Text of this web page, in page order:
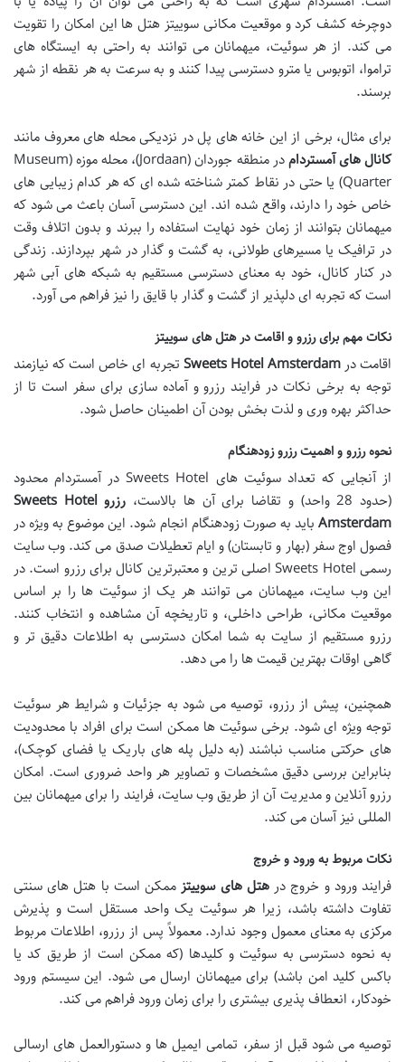
دوچرخه کشف کرد و موقعیت مکانی سوییتز هتل ها این امکان را تقویت
می کند. از هر سوئیت، میهمانان می توانند به راحتی به ایستگاه های
تراموا، اتوبوس یا مترو دسترسی پیدا کنند و به سرعت به هر نقطه از شهر
برسند.
برای مثال، برخی از این خانه های پل در نزدیکی محله های معروف مانند
کانال های آمستردام
در منطقه جوردان (Jordaan)، محله موزه (Museum
Quarter) یا حتی در نقاط کمتر شناخته شده ای که هر کدام زیبایی های
خاص خود را دارند، واقع شده اند. این دسترسی آسان باعث می شود که
میهمانان بتوانند از زمان خود نهایت استفاده را ببرند و بدون اتلاف وقت
در ترافیک یا مسیرهای طولانی، به گشت و گذار در شهر بپردازند. زندگی
در کنار کانال، خود به معنای دسترسی مستقیم به شبکه های آبی شهر
است که تجربه ای دلپذیر از گشت و گذار با قایق را نیز فراهم می آورد.
نکات مهم برای رزرو و اقامت در هتل های سوییتز
اقامت درSweets Hotel Amsterdam تجربه ای خاص است که نیازمند
توجه به برخی نکات در فرایند رزرو و آماده سازی برای سفر است تا از
حداکثر بهره وری و لذت بخش بودن آن اطمینان حاصل شود.
نحوه رزرو و اهمیت رزرو زودهنگام
از آنجایی که تعداد سوئیت های Sweets Hotel در آمستردام محدود
(حدود 28 واحد) و تقاضا برای آن ها بالاست،
رزرو Sweets Hotel
Amsterdam باید به صورت زودهنگام انجام شود. این موضوع به ویژه در
فصول اوج سفر (بهار و تابستان) و ایام تعطیلات صدق می کند. وب سایت
رسمی Sweets Hotel اصلی ترین و معتبرترین کانال برای رزرو است. در
این وب سایت، میهمانان می توانند هر یک از سوئیت ها را بر اساس
موقعیت مکانی، طراحی داخلی، و تاریخچه آن مشاهده و انتخاب کنند.
رزرو مستقیم از سایت به شما امکان دسترسی به اطلاعات دقیق تر و
گاهی اوقات بهترین قیمت ها را می دهد.
همچنین، پیش از رزرو، توصیه می شود به جزئیات و شرایط هر سوئیت
توجه ویژه ای شود. برخی سوئیت ها ممکن است برای افراد با محدودیت
های حرکتی مناسب نباشند (به دلیل پله های باریک یا فضای کوچک)،
بنابراین بررسی دقیق مشخصات و تصاویر هر واحد ضروری است. امکان
رزرو آنلاین و مدیریت آن از طریق وب سایت، فرایند را برای میهمانان بین
المللی نیز آسان می کند.
نکات مربوط به ورود و خروج
فرایند ورود و خروج درهتل های سوییتز ممکن است با هتل های سنتی
تفاوت داشته باشد، زیرا هر سوئیت یک واحد مستقل است و پذیرش
مرکزی به معنای معمول وجود ندارد. معمولاً پس از رزرو، اطلاعات مربوط
به نحوه دسترسی به سوئیت و کلیدها (که ممکن است از طریق کد یا
باکس کلید امن باشد) برای میهمانان ارسال می شود. این سیستم ورود
خودکار، انعطاف پذیری بیشتری را برای زمان ورود فراهم می کند.
توصیه می شود قبل از سفر، تمامی ایمیل ها و دستورالعمل های ارسالی